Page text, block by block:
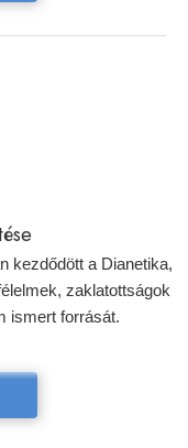
kezdődött a Dianetika,
zaklatottságok
ismert forrását.